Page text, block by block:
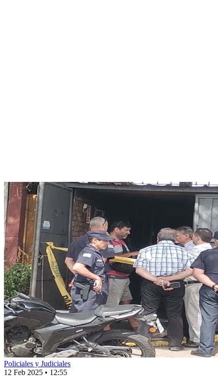
Policiales y Judiciales
12 Feb 2025 • 12:55